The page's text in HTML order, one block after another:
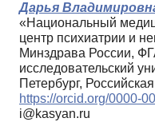
Дарья
«Национальный
центр психиатрии и
Минздрава России,
исследовательский
Петербург,
https://orcid.org/0000-
i@kasyan.ru